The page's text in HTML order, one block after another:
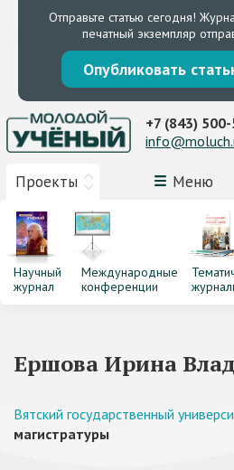
Отправьте статью сегодня!
печатный экземпляр
Опубликовать
Проекты Меню
+7 (843)
Научный
журнал
Международные
конференции
Ершова Ирина
Вятский государственный
магистратуры